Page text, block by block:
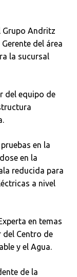
Grupo Andritz
del área
la sucursal
del equipo de
en la
en la
reducida para
a nivel
en temas
del Centro de
y el Agua.
de la